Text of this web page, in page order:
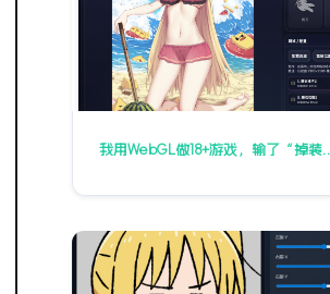
我用WebGL做18+游戏，输了“掉装…